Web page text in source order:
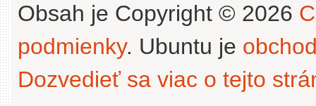
Obsah je Copyright © 2026
podmienky. Ubuntu je
Dozvedieť sa viac o tejto